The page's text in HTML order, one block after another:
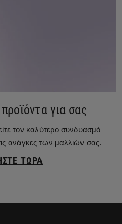
για σας
τον καλύτερο συνδυασμό
ανάγκες των μαλλιών σας.
ΤΏΡΑ